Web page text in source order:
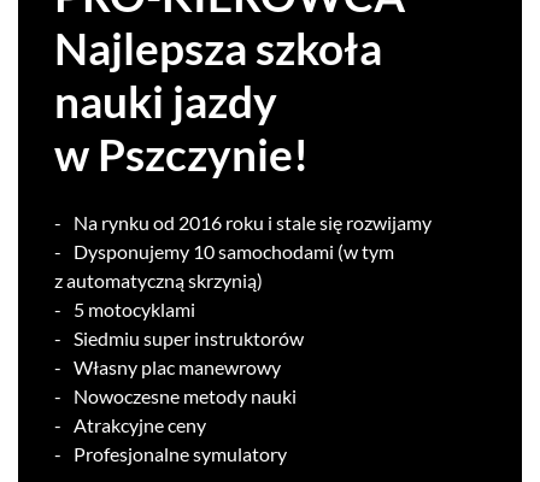
Najlep­sza szkoła
nauki jazdy
w Pszczynie!
Na rynku od 2016 roku i stale się rozwijamy
Dys­ponu­jemy 10samo­chodami (w tym
z automaty­czną skrzynią)
5 moto­cyk­lami
Sied­miu super instruktorów
Własny plac manewrowy
Nowoczesne metody nauki
Atrak­cyjne ceny
Pro­fesjon­alne symulatory